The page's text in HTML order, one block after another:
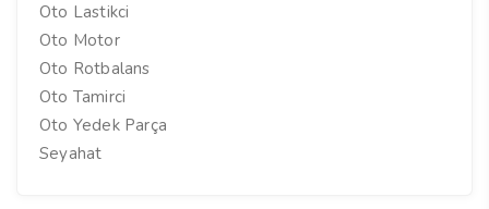
Oto Lastikci
Oto Motor
Oto Rotbalans
Oto Tamirci
Oto Yedek Parça
Seyahat